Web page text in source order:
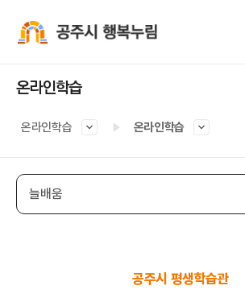
온라인학습
온라인학습 온라인학습
늘배움
공주시 평생학습관